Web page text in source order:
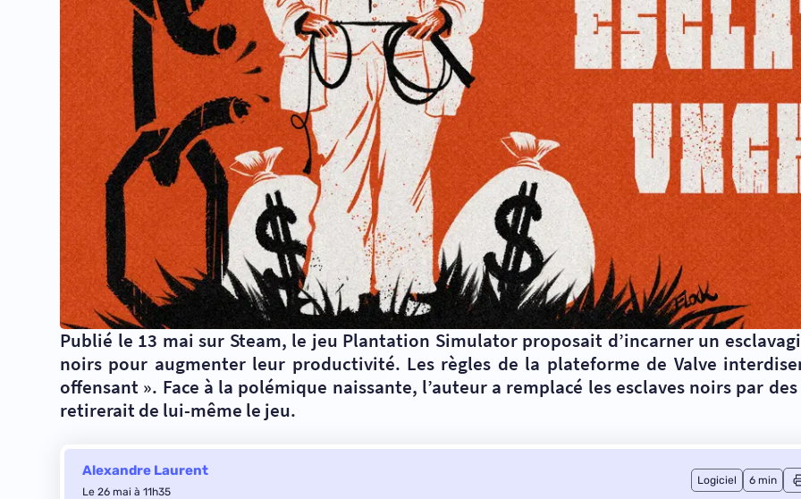
Publié le 13 mai sur Steam, le jeu Plantation Simulator proposait d’incarner un
noirs pour augmenter leur productivité. Les règles de la plateforme de Valve
offensant ». Face à la polémique naissante, l’auteur a remplacé les esclaves noirs par
retirerait de lui-même le jeu.
Alexandre Laurent
Le 26 mai à 11h35
Logiciel 6 min